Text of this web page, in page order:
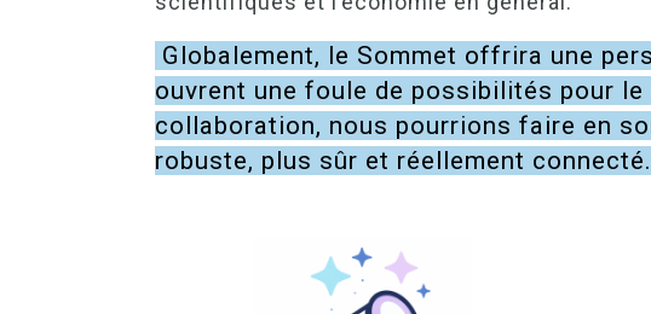
Globalement, le Sommet offrira une
ouvrent une foule de possibilités pour
collaboration, nous pourrions faire en
robuste, plus sûr et réellement connecté.